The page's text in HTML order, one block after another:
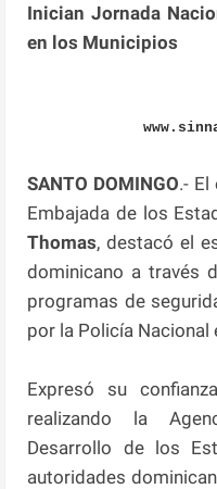
Inician Jornada
en los Municipios
SANTO DOMINGO.- El
Embajada de los
Thomas, destacó el
dominicano a través
programas de
por la Policía Nacional
Expresó su
realizando la
Desarrollo de los
autoridades